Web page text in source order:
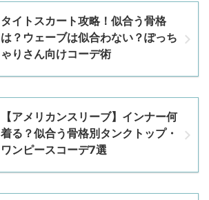
タイトスカート攻略！似合う骨格
は？ウェーブは似合わない？ぽっち
ゃりさん向けコーデ術
【アメリカンスリーブ】インナー何
着る？似合う骨格別タンクトップ・
ワンピースコーデ7選